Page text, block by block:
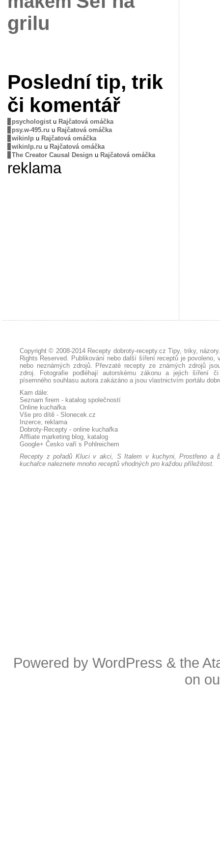
grilu
Poslední tip, trik
či komentář
psychologistu Rajčatová omáčka
psy.w-495.ru u Rajčatová omáčka
wikinlpu Rajčatová omáčka
wikinlp.ru u Rajčatová omáčka
The Creator Causal Design u Rajčatová omáčka
reklama
Copyright © 2008-2014 Recepty dobroty-recepty.cz Tipy, triky,
Rights Reserved. Publikování nebo další šíření receptů je povoleno,
nebo neznámých zdrojů. Převzaté recepty ze známých zdrojů
zdroj. Fotografie podléhají autorskému zákonu a jejich šíření
písemného souhlasu autora zakázáno a jsou vlastnictvím portálu
Kam dále:
Seznam firem - katalog společností
Online kuchařka
Vše pro dítě - Slonecek.cz
Inzerce, reklama
Dobroty-Recepty - online kuchařka
Affliate marketing blog, katalog
Google+ Česko vaří s Pohlreichem
Recepty z pořadů Kluci v akci, S Italem v kuchyni, Prostřeno a
kuchařce naleznete mnoho receptů vhodných pro každou příležitost.
Powered byWordPress & the
on